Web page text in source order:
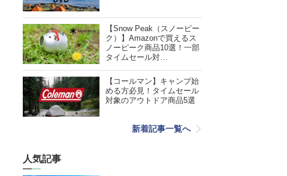
【Snow Peak（スノーピー
ク）】Amazonで買えるス
ノーピーク商品10選！一部
タイムセール対…
【コールマン】キャンプ始
める方必見！タイムセール
対象のアウトドア商品5選
新着記事一覧へ
人気記事